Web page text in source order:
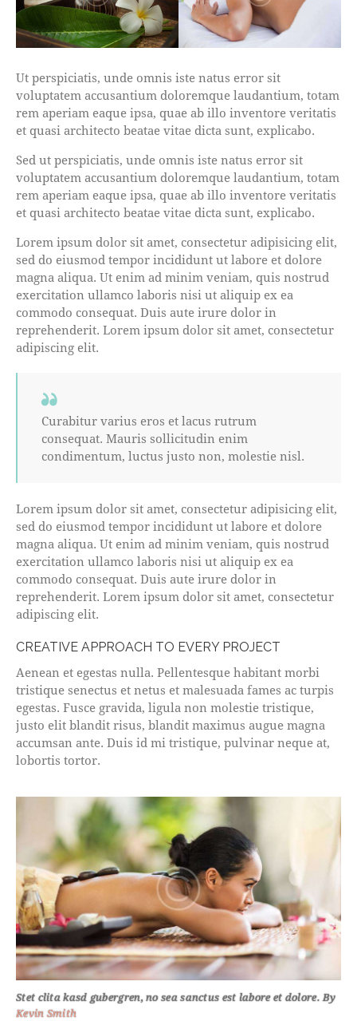
Ut perspiciatis, unde omnis iste natus error sit
voluptatem accusantium doloremque laudantium, totam
rem aperiam eaque ipsa, quae ab illo inventore veritatis
et quasi architecto beatae vitae dicta sunt, explicabo.
Sed ut perspiciatis, unde omnis iste natus error sit
voluptatem accusantium doloremque laudantium, totam
rem aperiam eaque ipsa, quae ab illo inventore veritatis
et quasi architecto beatae vitae dicta sunt, explicabo.
Lorem ipsum dolor sit amet, consectetur adipisicing elit,
sed do eiusmod tempor incididunt ut labore et dolore
magna aliqua. Ut enim ad minim veniam, quis nostrud
exercitation ullamco laboris nisi ut aliquip ex ea
commodo consequat. Duis aute irure dolor in
reprehenderit. Lorem ipsum dolor sit amet, consectetur
adipiscing elit.
Curabitur varius eros et lacus rutrum
consequat. Mauris sollicitudin enim
condimentum, luctus justo non, molestie nisl.
Lorem ipsum dolor sit amet, consectetur adipisicing elit,
sed do eiusmod tempor incididunt ut labore et dolore
magna aliqua. Ut enim ad minim veniam, quis nostrud
exercitation ullamco laboris nisi ut aliquip ex ea
commodo consequat. Duis aute irure dolor in
reprehenderit. Lorem ipsum dolor sit amet, consectetur
adipiscing elit.
CREATIVE APPROACH TO EVERY PROJECT
Aenean et egestas nulla. Pellentesque habitant morbi
tristique senectus et netus et malesuada fames ac turpis
egestas. Fusce gravida, ligula non molestie tristique,
justo elit blandit risus, blandit maximus augue magna
accumsan ante. Duis id mi tristique, pulvinar neque at,
lobortis tortor.
Stet clita kasd gubergren, no sea sanctus est labore et dolore. By
Kevin Smith